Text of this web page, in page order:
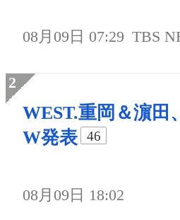
08月09日 07:29 TBS
WEST.重岡＆濵田
W発表
46
08月09日 18:02